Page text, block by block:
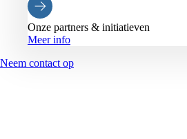
Onze partners & initiatieven
Meer info
Neem contact op